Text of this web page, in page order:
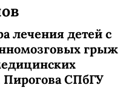
лечения детей с
грыж
СПбГУ